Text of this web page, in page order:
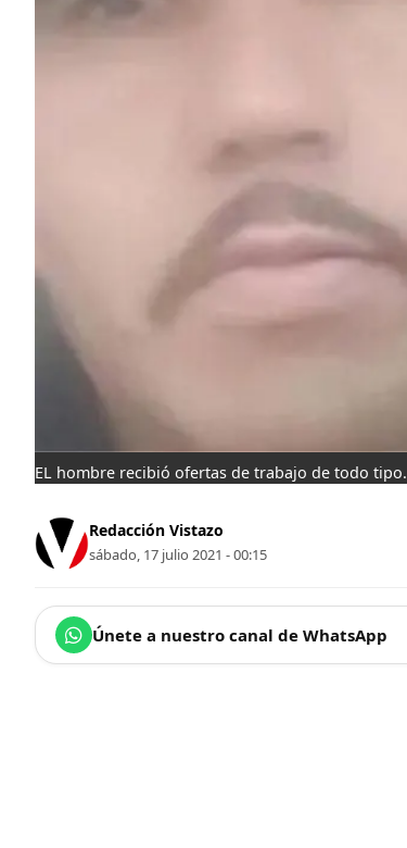
EL hombre recibió ofertas de trabajo de todo tipo.
Redacción Vistazo
sábado, 17 julio 2021 - 00:15
Únete a nuestro canal de WhatsApp